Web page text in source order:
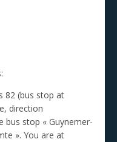
82 (bus stop at
direction
bus stop « Guynemer-
». You are at